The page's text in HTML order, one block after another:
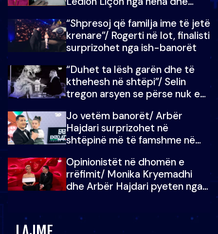
mban dot lotët: Nuk meritoj…
“Shpresoj që familja ime të jetë
krenare”/ Rogerti në lot, finalisti
surprizohet nga ish-banorët
“Duhet ta lësh garën dhe të
kthehesh në shtëpi”/ Selin
tregon arsyen se përse nuk e
çoja luftën time deri në fund
Jo vetëm banorët/ Arbër
Hajdari surprizohet në
shtëpinë më të famshme në
vajzën e tij
Opinionistët në dhomën e
rrëfimit/ Monika Kryemadhi
dhe Arbër Hajdari pyeten nga